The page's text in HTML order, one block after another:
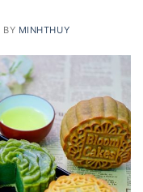
BY MINHTHUY